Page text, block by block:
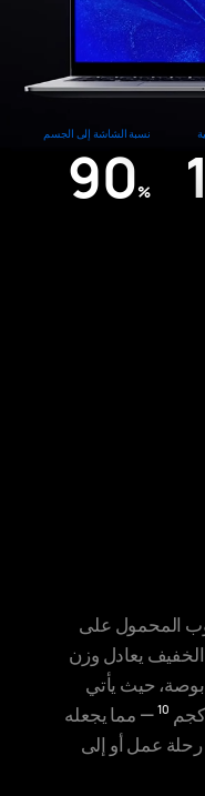
نسبة الشاشة إلى الجسم
90%
المحمول على
وزنه الخفيف يعادل وزن
طراز الحاسوب العادي مقاس 15 بوصة، حيث يأتي
10— مما يجعله
عمل أو إلى